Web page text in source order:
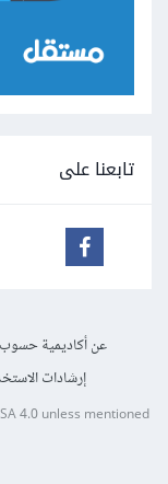
تابعنا على
عن أكاديمية حسوب
إرشادات
4.0unless mentioned